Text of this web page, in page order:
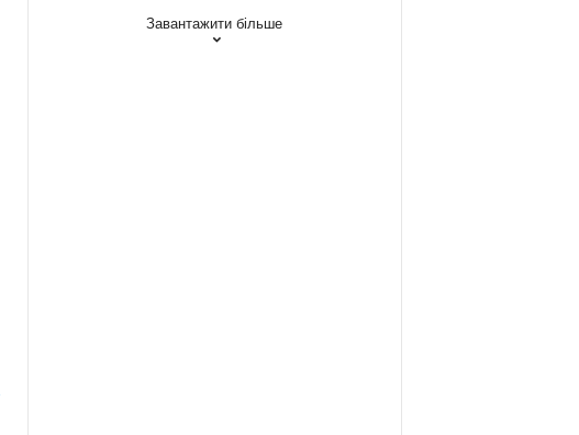
Завантажити більше